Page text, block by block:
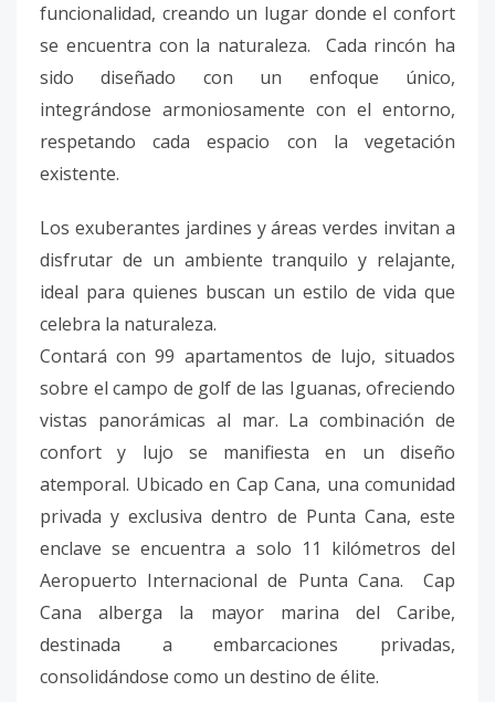
funcionalidad, creando un lugar donde el confort
se encuentra con la naturaleza. Cada rincón ha
sido diseñado con un enfoque único,
integrándose armoniosamente con el entorno,
respetando cada espacio con la vegetación
existente.
Los exuberantes jardines y áreas verdes invitan a
disfrutar de un ambiente tranquilo y relajante,
ideal para quienes buscan un estilo de vida que
celebra la naturaleza.
Contará con 99 apartamentos de lujo, situados
sobre el campo de golf de las Iguanas, ofreciendo
vistas panorámicas al mar. La combinación de
confort y lujo se manifiesta en un diseño
atemporal. Ubicado en Cap Cana, una comunidad
privada y exclusiva dentro de Punta Cana, este
enclave se encuentra a solo 11 kilómetros del
Aeropuerto Internacional de Punta Cana. Cap
Cana alberga la mayor marina del Caribe,
destinada a embarcaciones privadas,
consolidándose como un destino de élite.